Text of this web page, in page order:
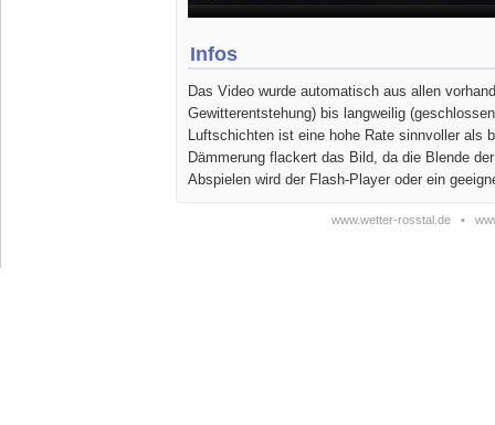
Infos
Das Video wurde automatisch aus allen
Gewitterentstehung) bis langweilig
Luftschichten ist eine hohe Rate sinnvoller als
Dämmerung flackert das Bild, da die Blende
Abspielen wird der Flash-Player oder ein
www.wetter-rosstal.de •